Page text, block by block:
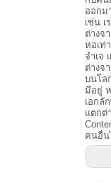
ออกม
เช่น
ต่างจ
หอเท่
จำเจ
ต่างจ
บนโล
มีอยู่ ห
เอกลั
แตกต่
คนอื่น